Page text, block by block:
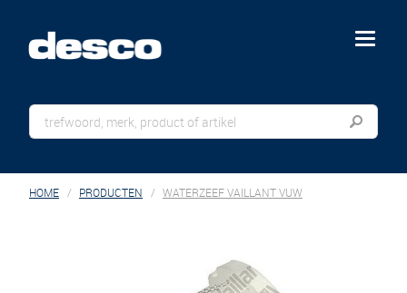
menu
HOME PRODUCTEN WATERZEEF VAILLANT VUW